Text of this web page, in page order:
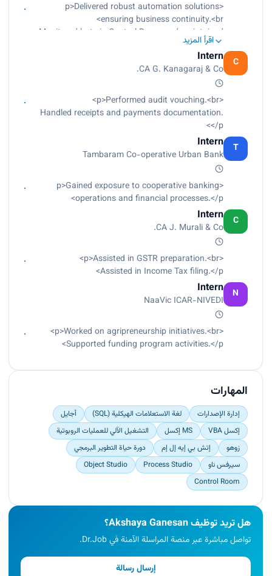
<p>Delivered robust automation solutions
ensuring business continuity.<br>
Monitored bots in Control Room and maintained
24/7 operational stability.<br>
Performed ALM-based manual testing for
staging and production environments.<br>
Managed bot deployments, scheduling, and
runtime resource configurations.<br>
Handled L2/L3 production support and resolved
incidents within SLA timelines.<br>
Conducted root cause analysis (RCA) for
recurring automation failures.<br>
Collaborated with cross-functional teams to
troubleshoot and resolve incidents.<br>
Contributed to continuous process optimization
through insights and reporting.<br>
Maintained process documentation, test cases,
and runbooks.</p>
اقرأ المزيد
C
Intern
CA G. Kanagaraj & Co.
<p>Performed audit vouching.<br>
Handled receipts and payments documentation.
</p>
T
Intern
Tambaram Co-operative Urban Bank
<p>Gained exposure to cooperative banking
operations and financial processes.</p>
C
Intern
CA J. Murali & Co.
<p>Assisted in GSTR preparation.<br>
Assisted in Income Tax filing.</p>
N
Intern
NaaVic ICAR-NIVEDI
<p>Worked on agripreneurship initiatives.<br>
Supported funding program activities.</p>
المهارات
إدارة الإصدارات لغة الاستعلامات الهيكلية (SQL)
أجايل
إكسل VBA
MS إكسل
التشغيل الآلي للعمليات الروبوتية
زوهو
إتش بي إيه إل إم
دورة حياة التطوير البرمجي
سيرفس ناو
Process Studio
Object Studio
Control Room
هل تريد توظيف Akshaya Ganesan؟
تواصل مباشرة عبر منصة المراسلة الآمنة في Dr.Job.
إرسال رسالة